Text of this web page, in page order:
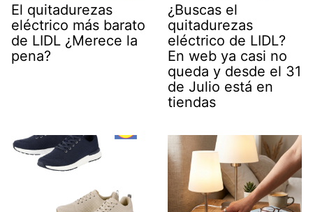
El quitadurezas
eléctrico más barato
de LIDL ¿Merece la
pena?
¿Buscas el
quitadurezas
eléctrico de LIDL?
En web ya casi no
queda y desde el 31
de Julio está en
tiendas